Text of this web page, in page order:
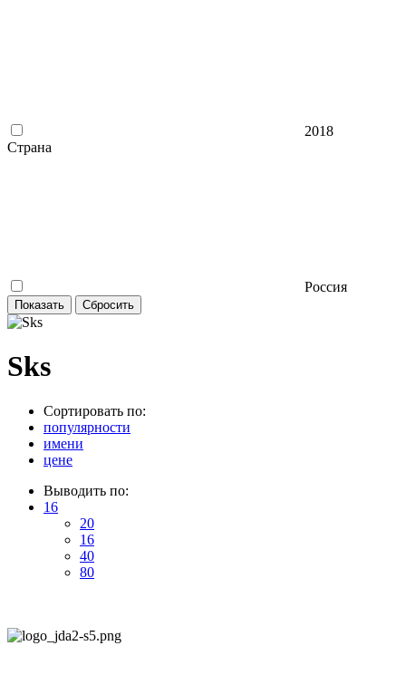
2018
Страна
Россия
Sks
Сортировать по:
популярности
имени
цене
Выводить по:
16
20
16
40
80